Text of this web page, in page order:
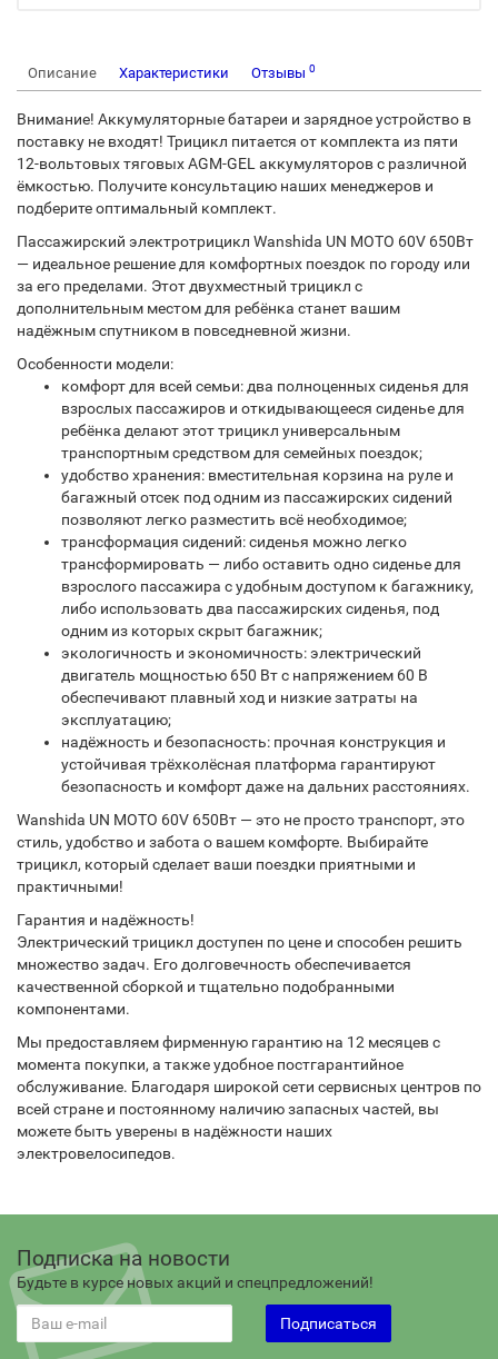
Описание Характеристики Отзывы 0
Внимание! Аккумуляторные батареи и зарядное устройство в
поставку не входят! Трицикл питается от комплекта из пяти
12-вольтовых тяговых AGM-GEL аккумуляторов с различной
ёмкостью. Получите консультацию наших менеджеров и
подберите оптимальный комплект.
Пассажирский электротрицикл Wanshida UN MOTO 60V 650Вт
— идеальное решение для комфортных поездок по городу или
за его пределами. Этот двухместный трицикл с
дополнительным местом для ребёнка станет вашим
надёжным спутником в повседневной жизни.
Особенности модели:
комфорт для всей семьи: два полноценных сиденья для
взрослых пассажиров и откидывающееся сиденье для
ребёнка делают этот трицикл универсальным
транспортным средством для семейных поездок;
удобство хранения: вместительная корзина на руле и
багажный отсек под одним из пассажирских сидений
позволяют легко разместить всё необходимое;
трансформация сидений: сиденья можно легко
трансформировать — либо оставить одно сиденье для
взрослого пассажира с удобным доступом к багажнику,
либо использовать два пассажирских сиденья, под
одним из которых скрыт багажник;
экологичность и экономичность: электрический
двигатель мощностью 650 Вт с напряжением 60 В
обеспечивают плавный ход и низкие затраты на
эксплуатацию;
надёжность и безопасность: прочная конструкция и
устойчивая трёхколёсная платформа гарантируют
безопасность и комфорт даже на дальних расстояниях.
Wanshida UN MOTO 60V 650Вт — это не просто транспорт, это
стиль, удобство и забота о вашем комфорте. Выбирайте
трицикл, который сделает ваши поездки приятными и
практичными!
Гарантия и надёжность!
Электрический трицикл доступен по цене и способен решить
множество задач. Его долговечность обеспечивается
качественной сборкой и тщательно подобранными
компонентами.
Мы предоставляем фирменную гарантию на 12 месяцев с
момента покупки, а также удобное постгарантийное
обслуживание. Благодаря широкой сети сервисных центров по
всей стране и постоянному наличию запасных частей, вы
можете быть уверены в надёжности наших
электровелосипедов.
Подписка на новости
Будьте в курсе новых акций и спецпредложений!
Подписаться